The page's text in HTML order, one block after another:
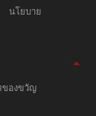
นโยบาย
ของขวัญ